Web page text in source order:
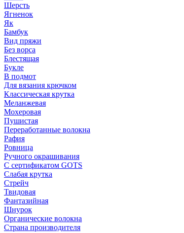
Шерсть
Ягненок
Як
Бамбук
Вид пряжи
Без ворса
Блестящая
Букле
В подмот
Для вязания крючком
Классическая крутка
Меланжевая
Мохеровая
Пушистая
Переработанные волокна
Рафия
Ровница
Ручного окрашивания
С сертификатом GOTS
Слабая крутка
Стрейч
Твидовая
Фантазийная
Шнурок
Органические волокна
Страна производителя